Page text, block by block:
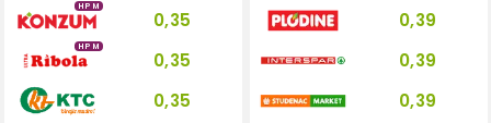
HPM
0,35
HPM
0,35
0,35
0,39
0,39
0,39